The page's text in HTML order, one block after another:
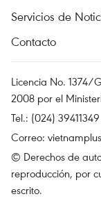
Servicios de
Contacto
Licencia No. 1374/
2008 por el
Tel.: (024)
Correo:
© Derechos de
reproducción, por
escrito.